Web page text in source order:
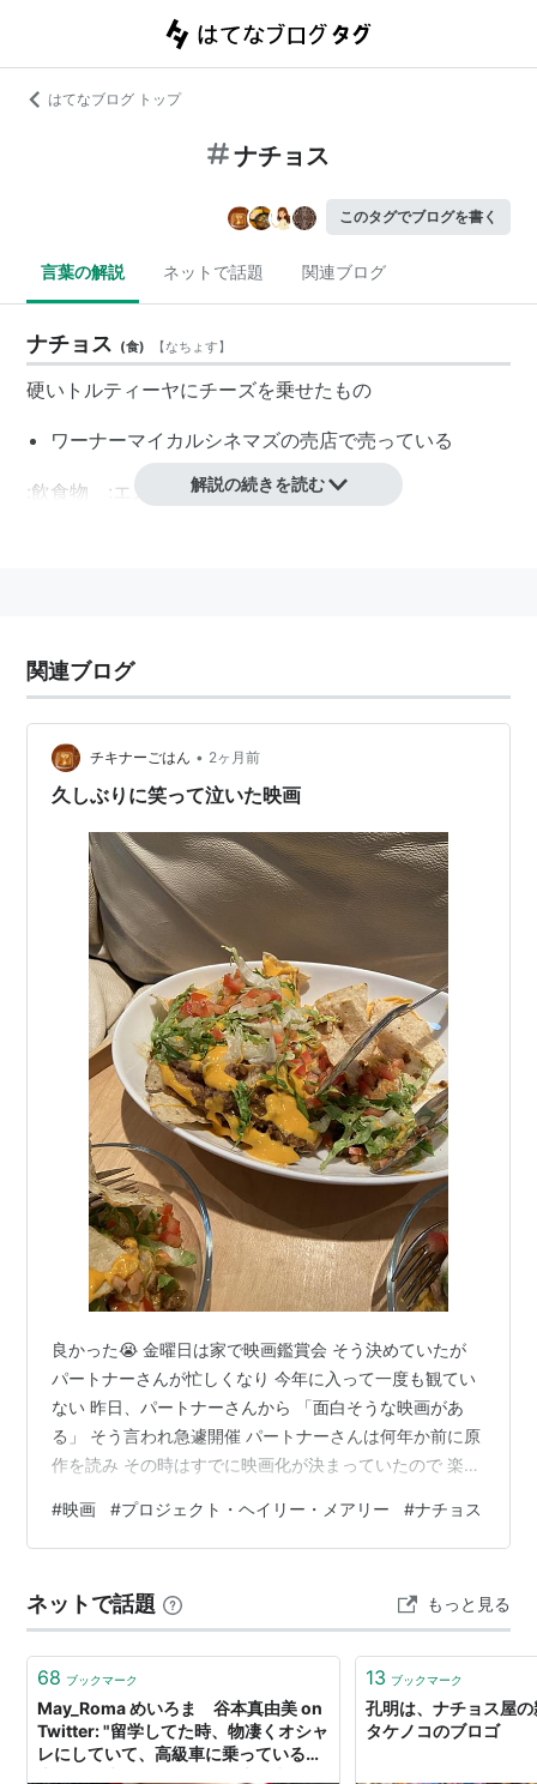
はてなブログ トップ
ナチョス
このタグでブログを書く
言葉の解説 ネットで話題 関連ブログ
ナチョス (食) 【なちょす】
硬いトルティーヤにチーズを乗せたもの
ワーナーマイカルシネマズの売店で売っている
:飲食物 :エスニック料理解説の続きを読む
関連ブログ
チキナーごはん • 2ヶ月前
久しぶりに笑って泣いた映画
良かった😭 金曜日は家で映画鑑賞会 そう決めていたが
パートナーさんが忙しくなり 今年に入って一度も観てい
ない 昨日、パートナーさんから 「面白そうな映画があ
る」 そう言われ急遽開催 パートナーさんは何年か前に原
作を読み その時はすでに映画化が決まっていたので 楽し
日本語の字幕があるというので 前知識もなく観始めた
「プロジェクト・ヘイル・メアリー」 物理用語はなかな
しながら進むストーリー 真剣さの中にジョークが散りば
められ これは 主演のライアン・ゴズリングの演技が際立
っていた （あ…
#映画 #プロジェクト・ヘイリー・メアリー #ナチョス
ネットで話題 もっと見る
68 ブックマーク
May_Roma めいろま 谷本真由美 on
Twitter: "留学してた時、物凄くオシャ
レにしていて、高級車に乗っている日
13 ブックマーク
孔明は、ナチョス屋
タケノコのブロゴ